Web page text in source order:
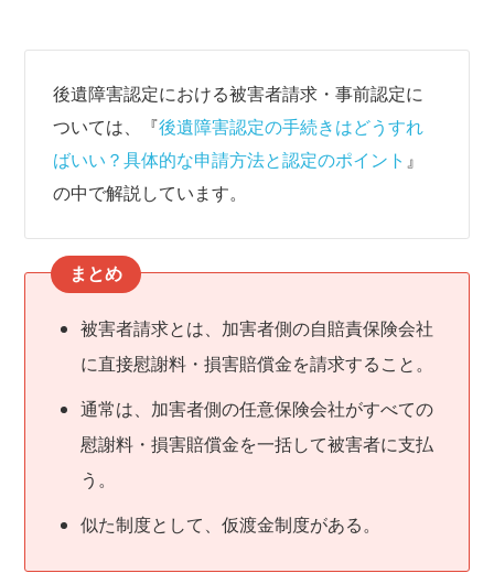
後遺障害認定における被害者請求・事前認定に
ついては、『後遺障害認定の手続きはどうすれ
ばいい？具体的な申請方法と認定のポイント 』
の中で解説しています。
まとめ
被害者請求とは、加害者側の自賠責保険会社
に直接慰謝料・損害賠償金を請求すること。
通常は、加害者側の任意保険会社がすべての
慰謝料・損害賠償金を一括して被害者に支払
う。
似た制度として、仮渡金制度がある。